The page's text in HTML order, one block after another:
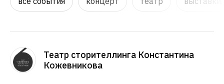
Театр сторителлинга Константина
Кожевникова